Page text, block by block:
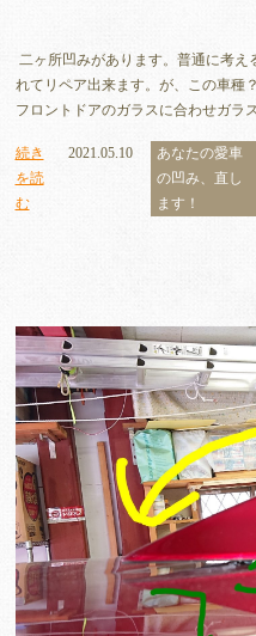
二ヶ所凹みがあります。普通に考え
れてリペア出来ます。が、この車種
フロントドアのガラスに合わせガラ
続き
を読
む
2021.05.10
あなたの愛車
の凹み、直し
ます！